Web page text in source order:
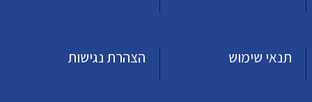
תנאי שימוש הצהרת נגישות